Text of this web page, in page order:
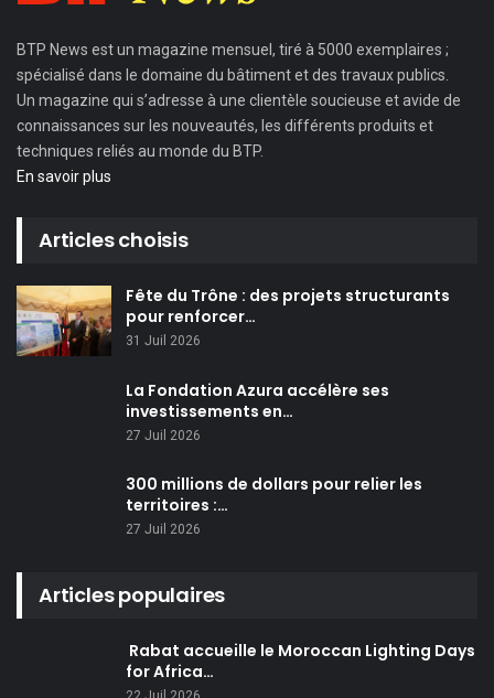
BTP News est un magazine mensuel, tiré à 5000 exemplaires ;
spécialisé dans le domaine du bâtiment et des travaux publics.
Un magazine qui s’adresse à une clientèle soucieuse et avide de
connaissances sur les nouveautés, les différents produits et
techniques reliés au monde du BTP.
En savoir plus
Articles choisis
Fête du Trône : des projets structurants
pour renforcer…
31 Juil 2026
La Fondation Azura accélère ses
investissements en…
27 Juil 2026
300 millions de dollars pour relier les
territoires :…
27 Juil 2026
Articles populaires
Rabat accueille le Moroccan Lighting Days
for Africa…